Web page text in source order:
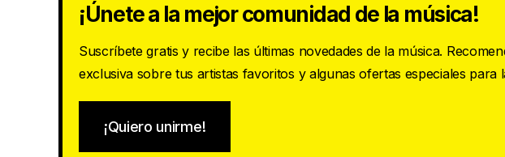
¡Únete a la mejor comunidad de la música!
Suscríbete gratis y recibe las últimas novedades de la música.
exclusiva sobre tus artistas favoritos y algunas ofertas especiales para
¡Quiero unirme!